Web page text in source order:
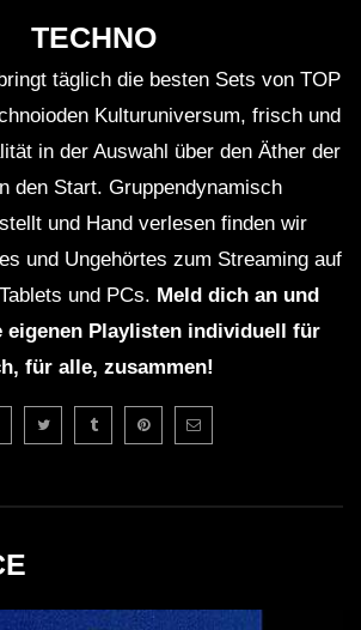
TECHNO
täglich die besten Sets von TOP
Kulturuniversum, frisch und
in der Auswahl über den Äther der
den Start. Gruppendynamisch
und Hand verlesen finden wir
und Ungehörtes zum Streaming auf
und PCs. Meld dich an und
eigenen Playlisten individuell für
für alle, zusammen!